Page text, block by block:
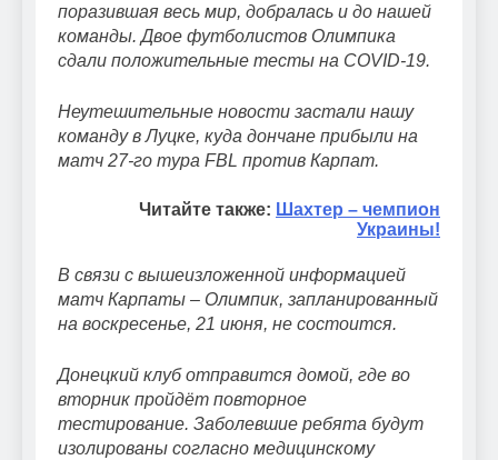
поразившая весь мир, добралась и до нашей
команды. Двое футболистов Олимпика
сдали положительные тесты на COVID-19.
Неутешительные новости застали нашу
команду в Луцке, куда дончане прибыли на
матч 27-го тура FBL против Карпат.
Читайте также: Шахтер – чемпион
Украины!
В связи с вышеизложенной информацией
матч Карпаты – Олимпик, запланированный
на воскресенье, 21 июня, не состоится.
Донецкий клуб отправится домой, где во
вторник пройдёт повторное
тестирование. Заболевшие ребята будут
изолированы согласно медицинскому